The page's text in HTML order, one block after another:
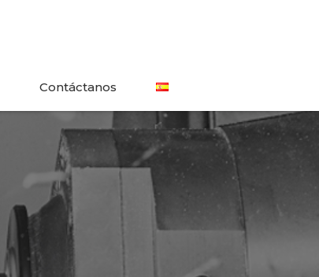
Contáctanos